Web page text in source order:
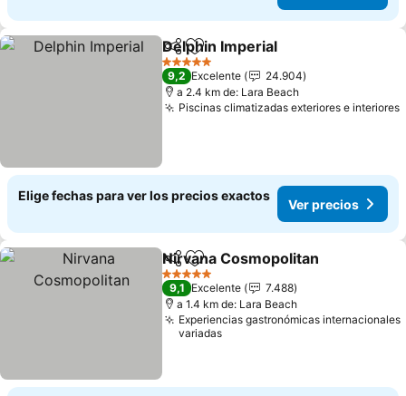
CompartirAgregar a favoritos
Delphin Imperial
5 Estrellas
9,2 Excelente
24.904
a 2.4 km de: Lara Beach
Piscinas climatizadas exteriores e interiores
Elige fechas para ver los precios exactos
Ver precios
CompartirAgregar a favoritos
Nirvana Cosmopolitan
5 Estrellas
9,1 Excelente
7.488
a 1.4 km de: Lara Beach
Experiencias gastronómicas internacionales
variadas